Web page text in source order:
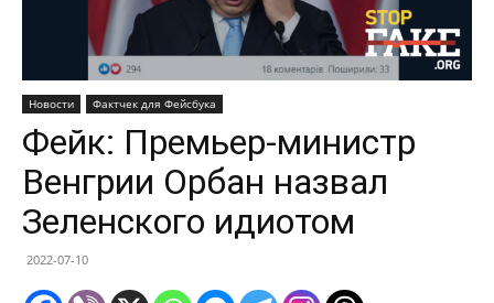
Новости Фактчек для Фейсбука
Фейк: Премьер-министр
Венгрии Орбан назвал
Зеленского идиотом
2022-07-10